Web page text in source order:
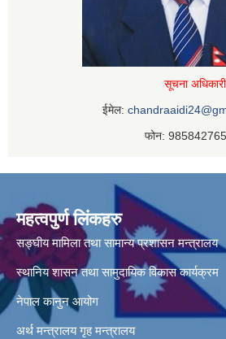
सूचना अधिकारी
ईमेल:
फोन:
महत्वपुर्ण लिंकहरु
सङ्घीय मामिला तथा सामान्य प्रशासन मन्त्रालय
स्थानिय शासन तथा सामुदायिक विकास कार्यक्रम
नेपाल कानुन आयोग
अर्थ मन्त्रालय गृह मन्त्रालय